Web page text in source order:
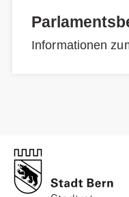
Informationen